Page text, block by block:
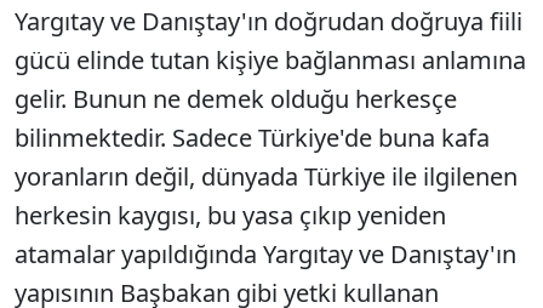
Yargıtay ve Danıştay'ın doğrudan doğruya fiili
gücü elinde tutan kişiye bağlanması anlamına
gelir. Bunun ne demek olduğu herkesçe
bilinmektedir. Sadece Türkiye'de buna kafa
yoranların değil, dünyada Türkiye ile ilgilenen
herkesin kaygısı, bu yasa çıkıp yeniden
atamalar yapıldığında Yargıtay ve Danıştay'ın
yapısının Başbakan gibi yetki kullanan